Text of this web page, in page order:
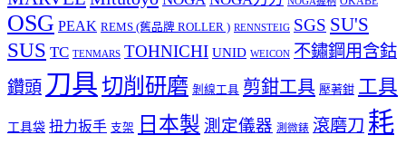
OSG PEAK REMS (舊品牌 ROLLER ) RENNSTEIG SGS SU'S
SUS TC TENMARS TOHNICHI UNID WEICON 不鏽鋼用含鈷
鑽頭 刀具切削研磨 剝線工具 剪鉗工具 壓著鉗 工具
工具袋 扭力扳手 支架 日本製 測定儀器 測微錶 滾磨刀 耗